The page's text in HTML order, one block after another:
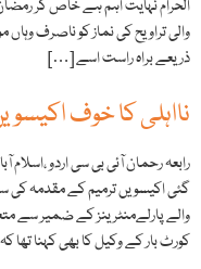
الحرام نہایت اہم ہے خاص کر
والی تراویح کی نماز کو ناصرف
ذریعے براہ راست اسے […]
نااہلی کا خوف
رابعہ رحمان آئی بی سی اردو
گئی اکیسویں ترمیم کے مقدمہ کی
والے پارلےمنٹرینز کے ضمیر سے
کورٹ بار کے وکیل کا بھی کہنا